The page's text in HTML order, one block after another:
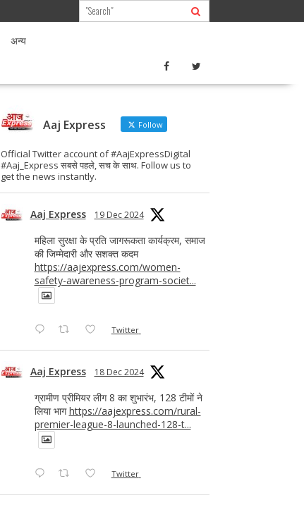
अन्य
Aaj Express Follow
Official Twitter account of #AajExpressDigital
#Aaj_Express सबसे पहले, सच के साथ. Follow us to
get the news instantly.
Aaj Express 19 Dec 2024
महिला सुरक्षा के प्रति जागरूकता कार्यक्रम, समाज
की जिम्मेदारी और सशक्त कदम
https://aajexpress.com/women-
safety-awareness-program-societ...
Twitter
Aaj Express 18 Dec 2024
ग्रामीण प्रीमियर लीग 8 का शुभारंभ, 128 टीमों ने
लिया भागhttps://aajexpress.com/rural-
premier-league-8-launched-128-t...
Twitter